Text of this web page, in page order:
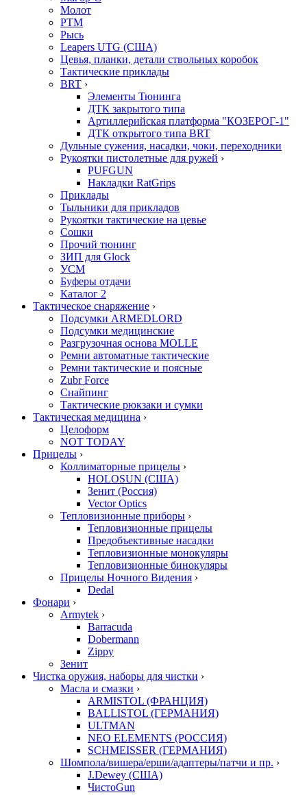
Молот
РТМ
Рысь
Leapers UTG (США)
Цевья, планки, детали ствольных коробок
Тактические приклады
BRT ›
Элементы Тюнинга
ДТК закрытого типа
Артиллерийская платформа "КОЗЕРОГ-1"
ДТК открытого типа BRT
Дульные сужения, насадки, чоки, переходники
Рукоятки пистолетные для ружей ›
PUFGUN
Накладки RatGrips
Приклады
Тыльники для прикладов
Рукоятки тактические на цевье
Сошки
Прочий тюнинг
ЗИП для Glock
УСМ
Буферы отдачи
Каталог 2
Тактическое снаряжение ›
Подсумки ARMEDLORD
Подсумки медицинские
Разгрузочная основа MOLLE
Ремни автоматные тактические
Ремни тактические и поясные
Zubr Force
Снайпинг
Тактические рюкзаки и сумки
Тактическая медицина ›
Целоформ
NOT TODAY
Прицелы ›
Коллиматорные прицелы ›
HOLOSUN (США)
Зенит (Россия)
Vector Optics
Тепловизионные приборы ›
Тепловизионные прицелы
Предобъективные насадки
Тепловизионные монокуляры
Тепловизионные бинокуляры
Прицелы Ночного Видения ›
Dedal
Фонари ›
Armytek ›
Barracuda
Dobermann
Zippy
Зенит
Чистка оружия, наборы для чистки ›
Масла и смазки ›
ARMISTOL (ФРАНЦИЯ)
BALLISTOL (ГЕРМАНИЯ)
ULTMAN
NEO ELEMENTS (РОССИЯ)
SCHMEISSER (ГЕРМАНИЯ)
Шомпола/вишера/ерши/адаптеры/патчи и пр. ›
J.Dewey (США)
ЧистоGun